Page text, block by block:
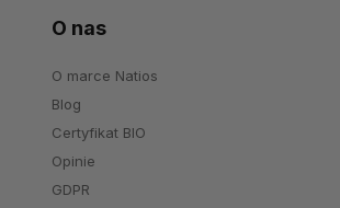
O nas
O marce Natios
Blog
Certyfikat BIO
Opinie
GDPR